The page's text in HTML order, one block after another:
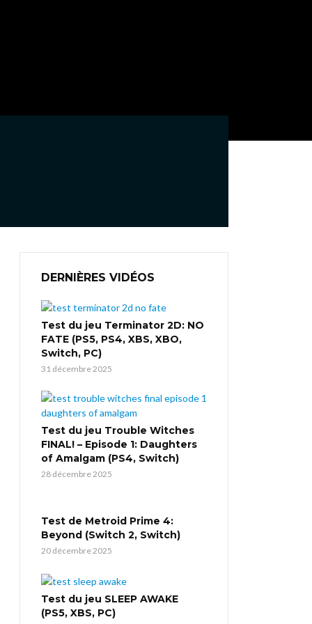
DERNIÈRES VIDÉOS
Test du jeu Terminator 2D: NO
FATE (PS5, PS4, XBS, XBO,
Switch, PC)
31 décembre 2025
Test du jeu Trouble Witches
FINAL! – Episode 1: Daughters
of Amalgam (PS4, Switch)
28 décembre 2025
Test de Metroid Prime 4:
Beyond (Switch 2, Switch)
20 décembre 2025
Test du jeu SLEEP AWAKE
(PS5, XBS, PC)